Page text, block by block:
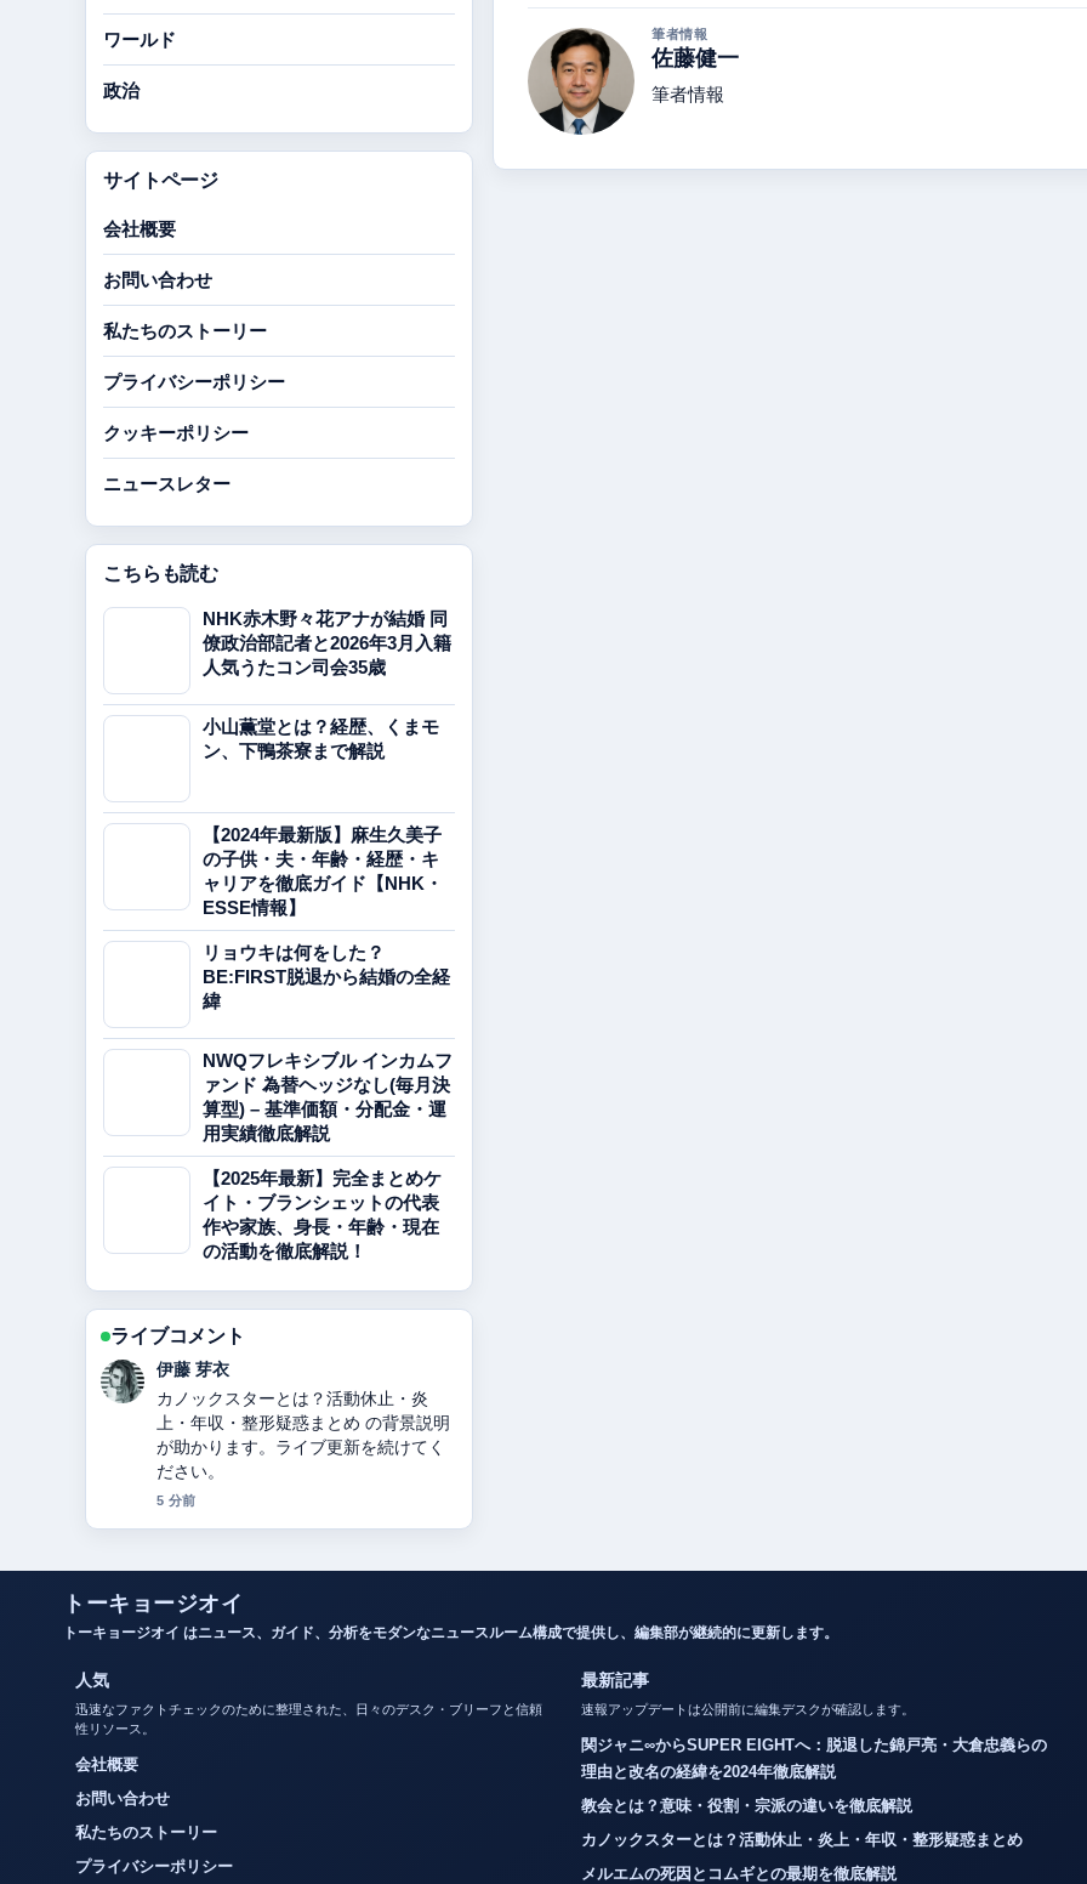
筆者情報
佐藤健一
筆者情報
ワールド
政治
サイトページ
会社概要
お問い合わせ
私たちのストーリー
プライバシーポリシー
クッキーポリシー
ニュースレター
こちらも読む
NHK赤木野々花アナが結婚 同
僚政治部記者と2026年3月入籍
人気うたコン司会35歳
小山薫堂とは？経歴、くまモ
ン、下鴨茶寮まで解説
【2024年最新版】麻生久美子
の子供・夫・年齢・経歴・キ
ャリアを徹底ガイド【NHK・
ESSE情報】
リョウキは何をした？
BE:FIRST脱退から結婚の全経
緯
NWQフレキシブル インカムフ
ァンド 為替ヘッジなし(毎月決
算型) – 基準価額・分配金・運
用実績徹底解説
【2025年最新】完全まとめケ
イト・ブランシェットの代表
作や家族、身長・年齢・現在
の活動を徹底解説！
ライブコメント
鈴木 蒼
関ジャニ∞からSUPER EIGHTへ：脱退
した錦戸亮・大倉忠義らの理由と改名
の経緯を2024年徹底解説 の報道は丁寧
で、流れを追いやすいです。
7 分前
トーキョージオイ
トーキョージオイ はニュース、ガイド、分析をモダンなニュースルーム構成で提供し、編集部が継続的に更新します。
人気
迅速なファクトチェックのために整理された、日々のデスク・ブリーフと信頼
性リソース。
会社概要
お問い合わせ
私たちのストーリー
プライバシーポリシー
最新記事
速報アップデートは公開前に編集デスクが確認します。
関ジャニ∞からSUPER EIGHTへ：脱退した錦戸亮・大倉忠義らの
理由と改名の経緯を2024年徹底解説
教会とは？意味・役割・宗派の違いを徹底解説
カノックスターとは？活動休止・炎上・年収・整形疑惑まとめ
メルエムの死因とコムギとの最期を徹底解説